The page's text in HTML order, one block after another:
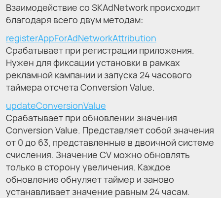
Взаимодействие со SKAdNetwork происходит
благодаря всего двум методам:
registerAppForAdNetworkAttribution
Срабатывает при регистрации приложения.
Нужен для фиксации установки в рамках
рекламной кампании и запуска 24 часового
таймера отсчета Conversion Value.
updateConversionValue
Срабатывает при обновлении значения
Conversion Value. Представляет собой значения
от 0 до 63, представленные в двоичной системе
счисления. Значение CV можно обновлять
только в сторону увеличения. Каждое
обновление обнуляет таймер и заново
устанавливает значение равным 24 часам.